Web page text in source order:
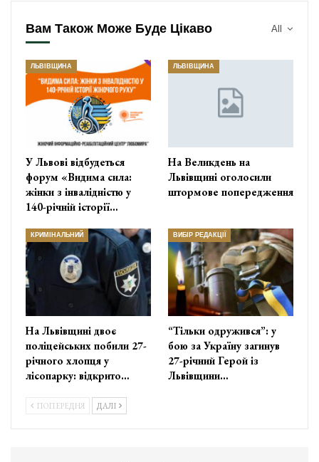
All
Вам Також Може Буде Цікаво
ЛЬВІВЩИНА
У Львові відбудеться
форум «Видима сила:
жінки з інвалідністю у
140-річній історії…
ЛЬВІВЩИНА
На Великдень на
Львівщині оголосили
штормове попередження
КРИМІНАЛЬНИЙ
На Львівщині двоє
поліцейських побили 27-
річного хлопця у
лісопарку: відкрито…
ВИБІР РЕДАКЦІЇ
“Тільки одружився”: у
бою за Україну загинув
27-річний Герой із
Львівщини…
ПОПЕРЕДНЯ ДАЛІ